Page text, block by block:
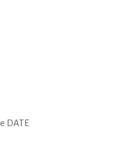
DATE